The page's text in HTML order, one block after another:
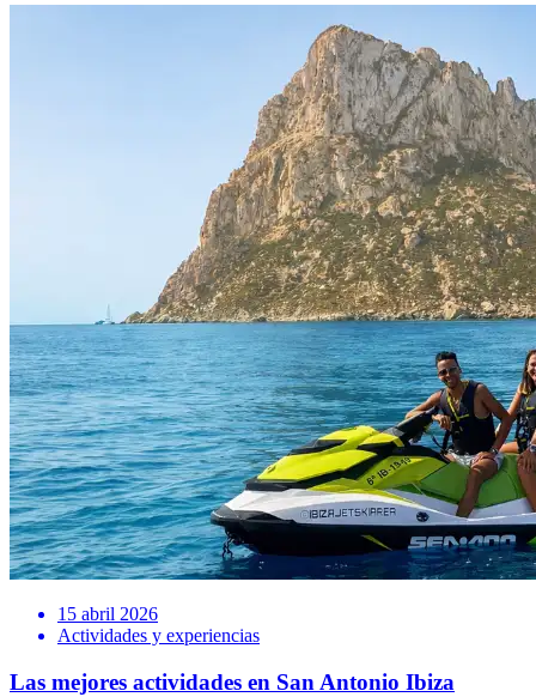
15 abril 2026
Actividades y experiencias
Las mejores actividades en San Antonio Ibiza